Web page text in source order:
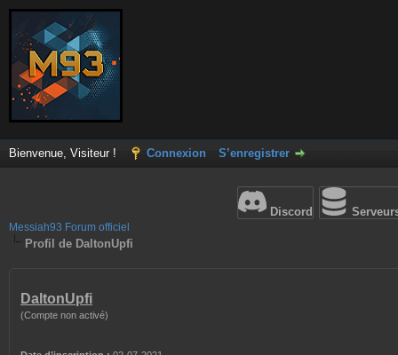
Bienvenue, Visiteur ! Connexion S’enregistrer
Discord
Messiah93 Forum officiel
Profil de DaltonUpfi
DaltonUpfi
(Compte non activé)